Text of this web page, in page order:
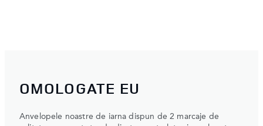
OMOLOGATE EU
Anvelopele noastre de iarna dispun de 2 marcaje de